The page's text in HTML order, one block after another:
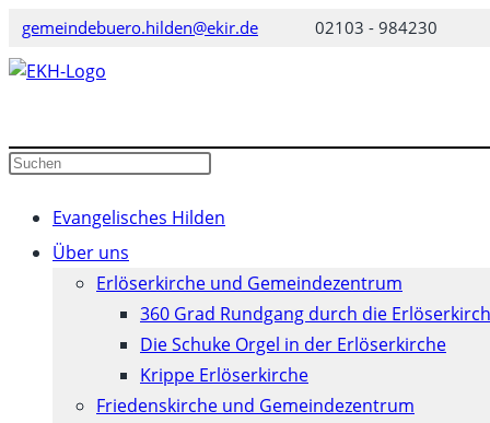
Zum
springen
gemeindebuero.hilden@ekir.de 02103 - 984230
Diese
durchsuchen
Press
to
search
panel.
Evangelisches Hilden
Über uns
Erlöserkirche und Gemeindezentrum
360 Grad Rundgang durch die
Die Schuke Orgel in der Erlöserkirche
Krippe Erlöserkirche
Friedenskirche und Gemeindezentrum